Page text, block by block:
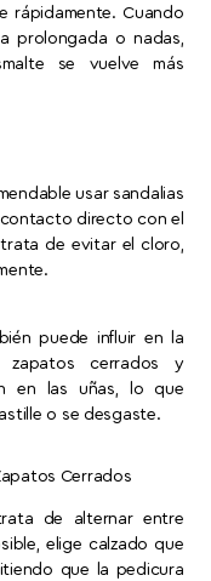
rápidamente. Cuando
prolongada o nadas,
se vuelve más
usar sandalias
directo con el
trata de evitar el cloro,
puede influir en la
cerrados y
en las uñas, lo que
o se desgaste.
Cerrados
de alternar entre
elige calzado que
que la pedicura